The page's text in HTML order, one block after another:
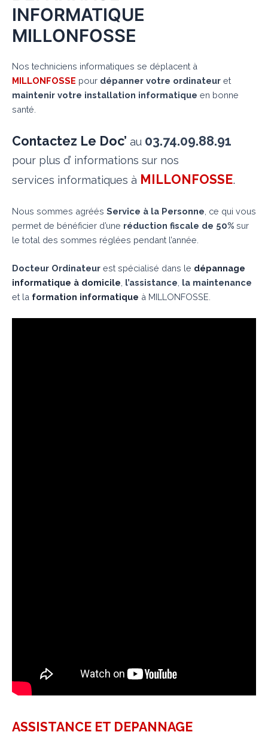
INFORMATIQUE
MILLONFOSSE
Nos techniciens informatiques se déplacent à
MILLONFOSSE pour dépanner votre ordinateur et
maintenir votre installation informatique en bonne
santé.
Contactez Le Doc’ au 03.74.09.88.91
pour plus d’ informations sur nos
services informatiques à MILLONFOSSE.
Nous sommes agréés Service à la Personne , ce qui vous
permet de bénéficier d’une réduction fiscale de 50% sur
le total des sommes réglées pendant l’année.
Docteur Ordinateur est spécialisé dans le dépannage
informatique à domicile l’assistance la maintenance
et la formation informatique à MILLONFOSSE.
ASSISTANCE ET DEPANNAGE